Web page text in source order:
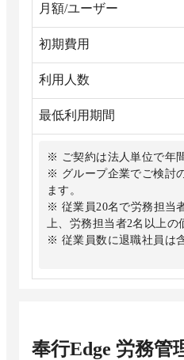
月額/ユーザー
初期費用
利用人数
最低利用期間
※ ご契約は法人単位で年
※ グループ企業でご検討
ます。
※ 従業員20名で労務担当
上、労務担当者2名以上の
※ 従業員数に退職社員は
奉行Edge 労務管